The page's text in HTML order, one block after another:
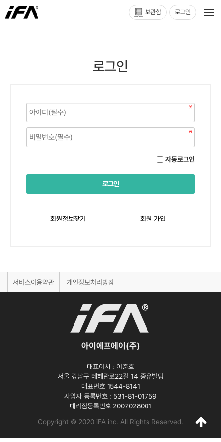
보관함 로그인
로그인
자동로그인
회원정보찾기 회원 가입
서비스이용약관 개인정보처리방침
아이에프에이(주)
대표이사 : 이준호
서울 강남구 테헤란로22길 14 중유빌딩
대표번호 1544-8141
사업자 등록번호 : 531-81-01759
대리점등록번호 2007028001
Copyright © 2020 iFA inc. All Rights Reserved.